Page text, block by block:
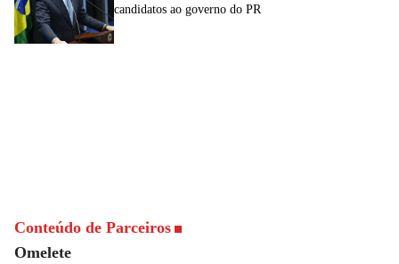
candidatos ao governo do PR
Conteúdo de Parceiros
Omelete